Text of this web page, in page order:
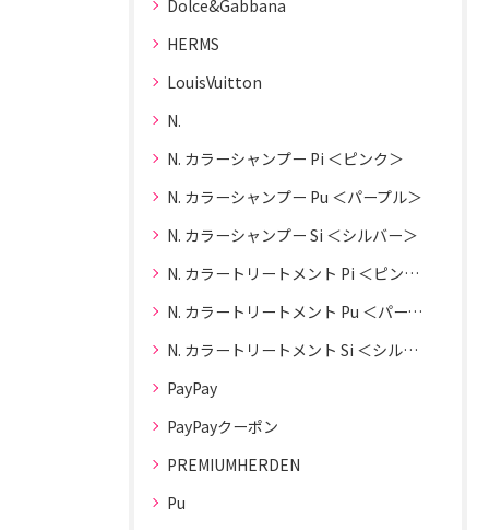
Dolce&Gabbana
HERMS
LouisVuitton
N.
N. カラーシャンプー Pi ＜ピンク＞
N. カラーシャンプー Pu ＜パープル＞
N. カラーシャンプー Si ＜シルバー＞
N. カラートリートメント Pi ＜ピンク＞
N. カラートリートメント Pu ＜パープル＞
N. カラートリートメント Si ＜シルバー＞
PayPay
PayPayクーポン
PREMIUMHERDEN
Pu